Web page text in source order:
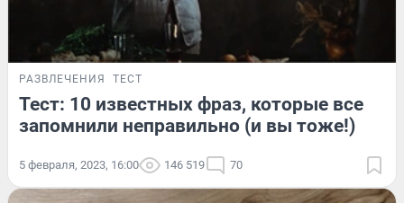
РАЗВЛЕЧЕНИЯ ТЕСТ
Тест: 10 известных фраз, которые все
запомнили неправильно (и вы тоже!)
5 февраля, 2023, 16:00 146 519 70